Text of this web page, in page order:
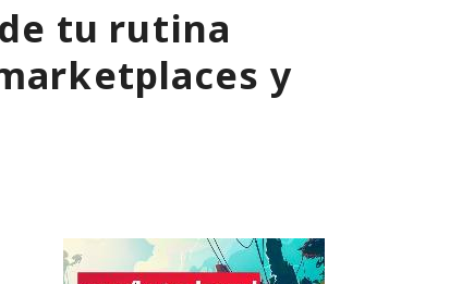
tu rutina
y